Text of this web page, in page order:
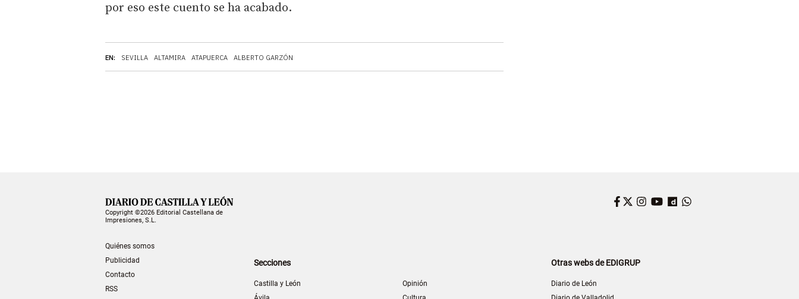
EN: SEVILLA ALTAMIRA ATAPUERCA ALBERTO GARZÓN
por eso este cuento se ha acabado.
Copyright ©2026 Editorial Castellana de
Impresiones, S.L.
Quiénes somos
Publicidad
Contacto
RSS
Facebook
Twitter
Instagram
YouTube
Dailymotion
Secciones
Castilla y León
Opinión
Otras webs de EDIGRUP
Diario de León